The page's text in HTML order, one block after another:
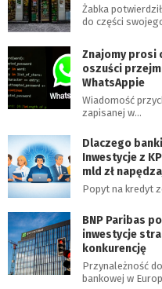
Żabka
do części
Znajomy prosi
oszuści
WhatsAppie
Wiadomość
zapisanej w…
Dlaczego
Inwestycje z
mld zł
Popyt na kredyt
BNP Paribas
inwestycje
konkurencję
Przynależność
bankowej w